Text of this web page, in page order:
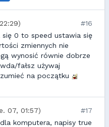
#16
się 0 to speed ustawia się
zmiennych nie
wynosić równie dobrze
fałsz używaj
na początku
07, 01:57)
#17
komputera, napisy true